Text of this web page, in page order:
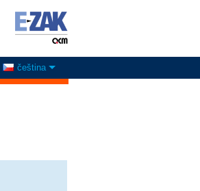
čeština